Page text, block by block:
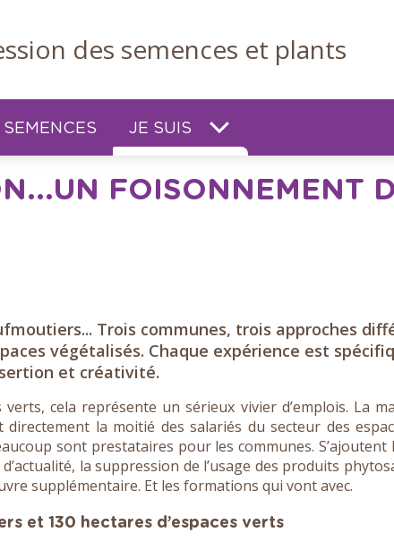
des semences et plants
SEMENCES JE SUIS
FOISONNEMENT
Trois communes, trois approches
végétalisés. Chaque expérience est
et créativité.
cela représente un sérieux vivier d’emplois. La
la moitié des salariés du secteur des
sont prestataires pour les communes. S’ajoutent
d’actualité, la suppression de l’usage des produits
supplémentaire. Et les formations qui vont avec.
et 130 hectares d’espaces verts